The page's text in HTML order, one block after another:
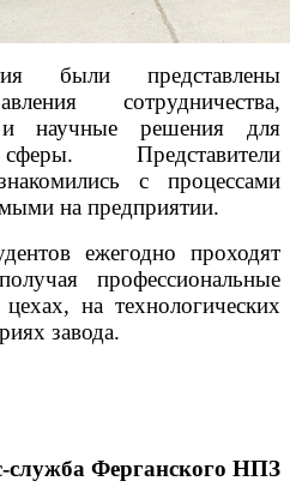
были представлены
сотрудничества,
и научные решения для
Представители
с процессами
на предприятии.
ежегодно проходят
профессиональные
на технологических
завода.
-служба Ферганского НПЗ